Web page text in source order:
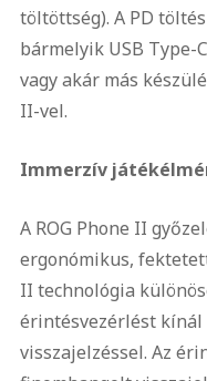
töltöttség). A PD
bármelyik USB
vagy akár más
II-vel.
Immerzív
A ROG Phone II
ergonómikus,
II technológia
érintésvezérlést kínál
visszajelzéssel. Az